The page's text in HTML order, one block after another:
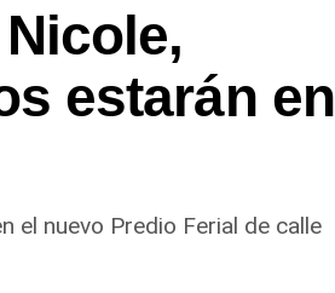
estarán en
el nuevo Predio Ferial de calle